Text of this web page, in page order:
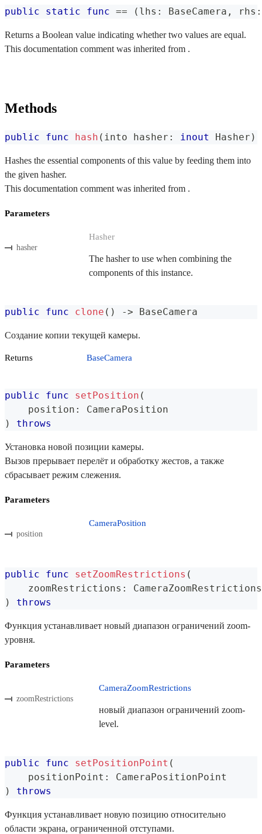
public static func == ( lhs : BaseCamera , rhs :
Returns a Boolean value indicating whether two values are equal.
This documentation comment was inherited from .
Methods
public func hash ( into hasher : inout Hasher )
Hashes the essential components of this value by feeding them into
the given hasher.
This documentation comment was inherited from .
Parameters
hasher
Hasher
The hasher to use when combining the
components of this instance.
public func clone ( ) -> BaseCamera
Создание копии текущей камеры.
Returns BaseCamera
public func setPosition (
    position
:
CameraPosition
)
throws
Установка новой позиции камеры.
Вызов прерывает перелёт и обработку жестов, а также
сбрасывает режим слежения.
Parameters
position
CameraPosition
public func setZoomRestrictions (
    zoomRestrictions
:
CameraZoomRestrictions
)
throws
Функция устанавливает новый диапазон ограничений zoom-
уровня.
Parameters
zoomRestrictions
CameraZoomRestrictions
новый диапазон ограничений zoom-
level.
public func setPositionPoint (
    positionPoint
:
CameraPositionPoint
)
throws
Функция устанавливает новую позицию относительно
области экрана, ограниченной отступами.